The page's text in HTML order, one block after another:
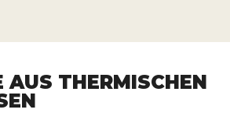
AUS THERMISCHEN